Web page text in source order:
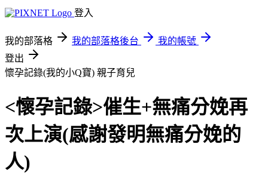
登入
我的部落格 我的部落格後台
我的帳號
登出
懷孕記錄(我的小Q寶) 親子育兒
<懷孕記錄>催生+無痛分娩再
次上演(感謝發明無痛分娩的
人)